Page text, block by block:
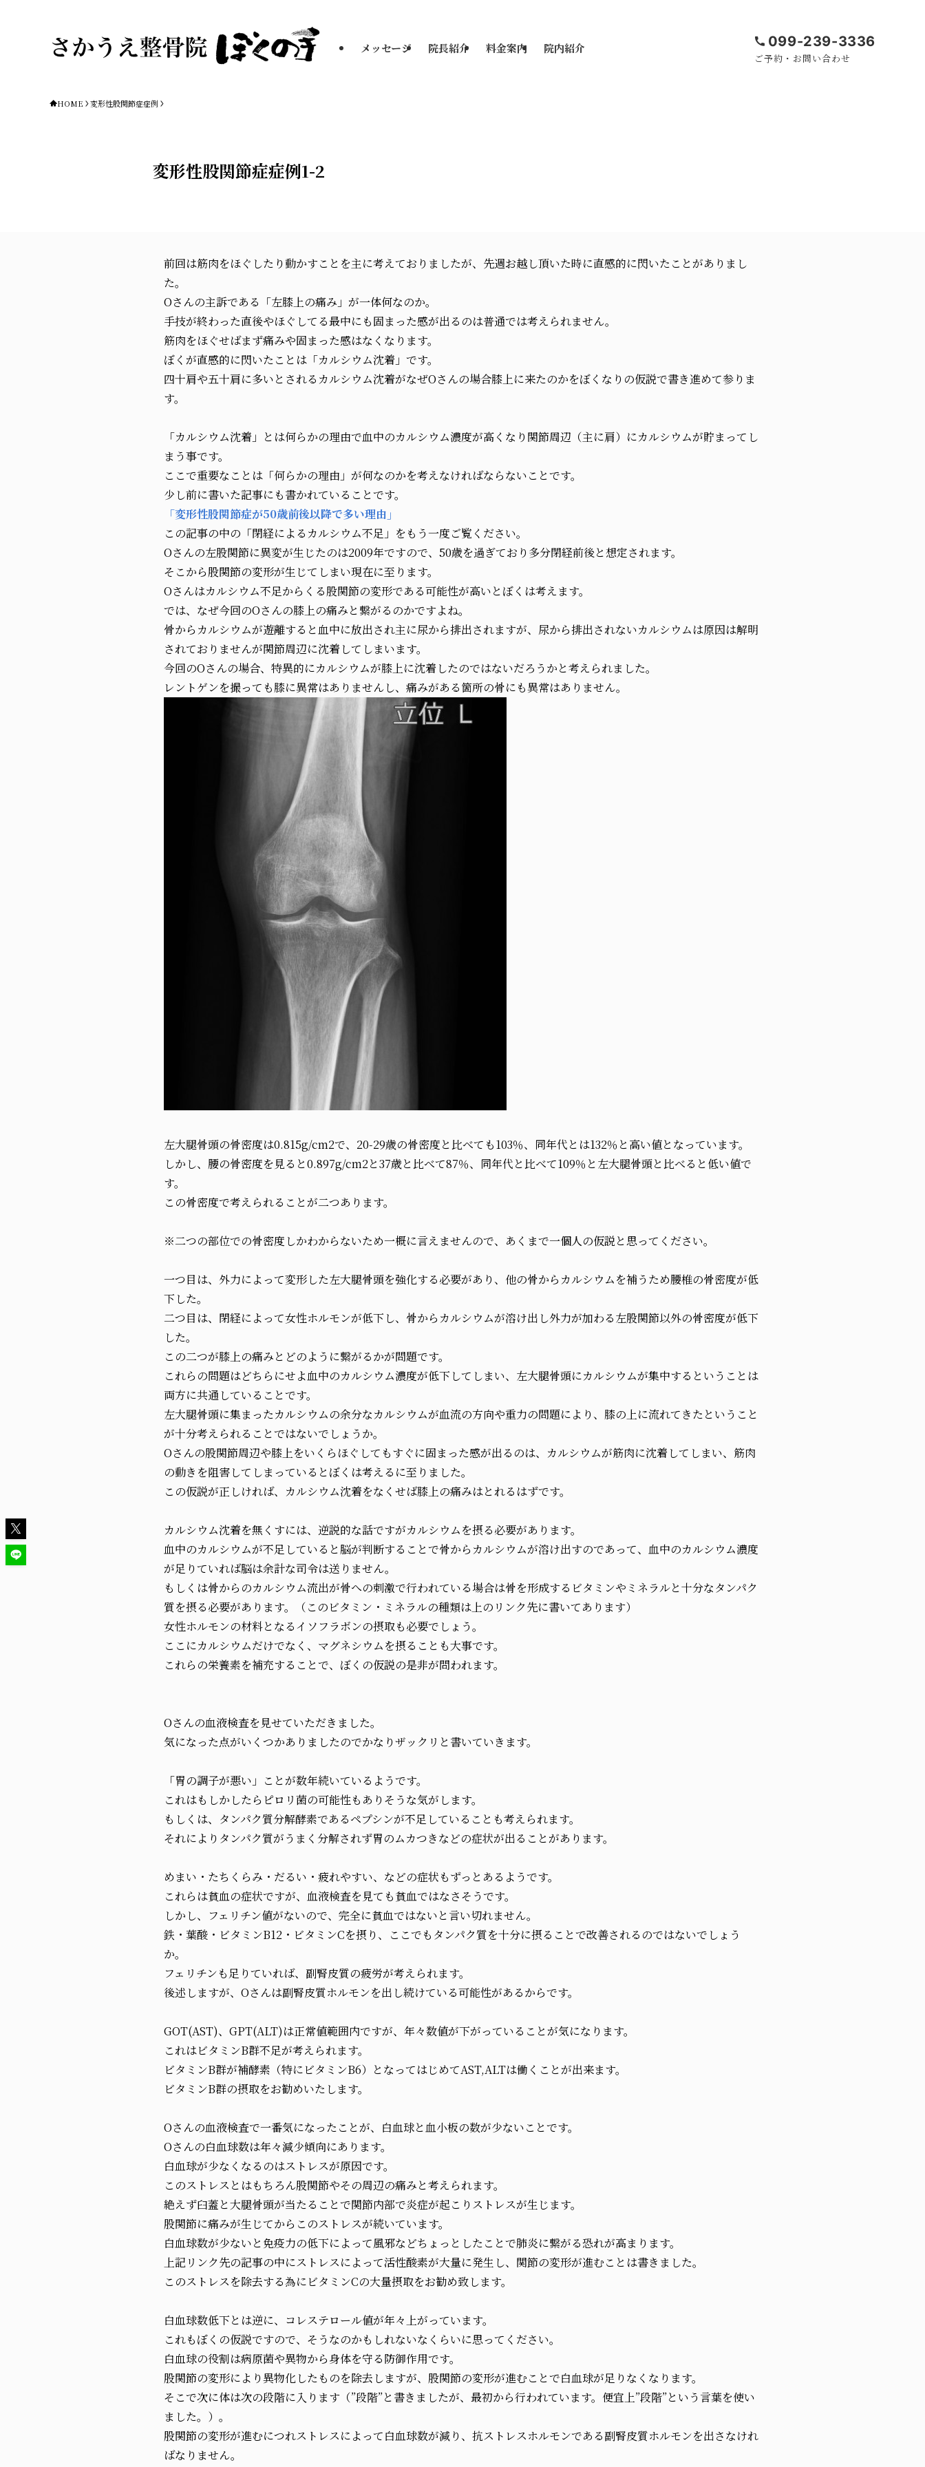
メッセージ 院長紹介 料金案内 院内紹介 099-239-3336
ご予約・お問い合わせ
HOME 変形性股関節症症例
変形性股関節症症例1-2
前回は筋肉をほぐしたり動かすことを主に考えておりましたが、先週お越し頂いた時に直感的に閃いたことがありまし
た。
Oさんの主訴である「左膝上の痛み」が一体何なのか。
手技が終わった直後やほぐしてる最中にも固まった感が出るのは普通では考えられません。
筋肉をほぐせばまず痛みや固まった感はなくなります。
ぼくが直感的に閃いたことは「カルシウム沈着」です。
四十肩や五十肩に多いとされるカルシウム沈着がなぜOさんの場合膝上に来たのかをぼくなりの仮説で書き進めて参りま
す。
「カルシウム沈着」とは何らかの理由で血中のカルシウム濃度が高くなり関節周辺（主に肩）にカルシウムが貯まってし
まう事です。
ここで重要なことは「何らかの理由」が何なのかを考えなければならないことです。
少し前に書いた記事にも書かれていることです。
「変形性股関節症が50歳前後以降で多い理由」
この記事の中の「閉経によるカルシウム不足」をもう一度ご覧ください。
Oさんの左股関節に異変が生じたのは2009年ですので、50歳を過ぎており多分閉経前後と想定されます。
そこから股関節の変形が生じてしまい現在に至ります。
Oさんはカルシウム不足からくる股関節の変形である可能性が高いとぼくは考えます。
では、なぜ今回のOさんの膝上の痛みと繋がるのかですよね。
骨からカルシウムが遊離すると血中に放出され主に尿から排出されますが、尿から排出されないカルシウムは原因は解明
されておりませんが関節周辺に沈着してしまいます。
今回のOさんの場合、特異的にカルシウムが膝上に沈着したのではないだろうかと考えられました。
レントゲンを撮っても膝に異常はありませんし、痛みがある箇所の骨にも異常はありません。
左大腿骨頭の骨密度は0.815g/cm2で、20-29歳の骨密度と比べても103％、同年代とは132％と高い値となっています。
しかし、腰の骨密度を見ると0.897g/cm2と37歳と比べて87％、同年代と比べて109％と左大腿骨頭と比べると低い値で
す。
この骨密度で考えられることが二つあります。
※二つの部位での骨密度しかわからないため一概に言えませんので、あくまで一個人の仮説と思ってください。
一つ目は、外力によって変形した左大腿骨頭を強化する必要があり、他の骨からカルシウムを補うため腰椎の骨密度が低
下した。
二つ目は、閉経によって女性ホルモンが低下し、骨からカルシウムが溶け出し外力が加わる左股関節以外の骨密度が低下
した。
この二つが膝上の痛みとどのように繋がるかが問題です。
これらの問題はどちらにせよ血中のカルシウム濃度が低下してしまい、左大腿骨頭にカルシウムが集中するということは
両方に共通していることです。
左大腿骨頭に集まったカルシウムの余分なカルシウムが血流の方向や重力の問題により、膝の上に流れてきたということ
が十分考えられることではないでしょうか。
Oさんの股関節周辺や膝上をいくらほぐしてもすぐに固まった感が出るのは、カルシウムが筋肉に沈着してしまい、筋肉
の動きを阻害してしまっているとぼくは考えるに至りました。
この仮説が正しければ、カルシウム沈着をなくせば膝上の痛みはとれるはずです。
カルシウム沈着を無くすには、逆説的な話ですがカルシウムを摂る必要があります。
血中のカルシウムが不足していると脳が判断することで骨からカルシウムが溶け出すのであって、血中のカルシウム濃度
が足りていれば脳は余計な司令は送りません。
もしくは骨からのカルシウム流出が骨への刺激で行われている場合は骨を形成するビタミンやミネラルと十分なタンパク
質を摂る必要があります。（このビタミン・ミネラルの種類は上のリンク先に書いてあります）
女性ホルモンの材料となるイソフラボンの摂取も必要でしょう。
ここにカルシウムだけでなく、マグネシウムを摂ることも大事です。
これらの栄養素を補充することで、ぼくの仮説の是非が問われます。
Oさんの血液検査を見せていただきました。
気になった点がいくつかありましたのでかなりザックリと書いていきます。
「胃の調子が悪い」ことが数年続いているようです。
これはもしかしたらピロリ菌の可能性もありそうな気がします。
もしくは、タンパク質分解酵素であるペプシンが不足していることも考えられます。
それによりタンパク質がうまく分解されず胃のムカつきなどの症状が出ることがあります。
めまい・たちくらみ・だるい・疲れやすい、などの症状もずっとあるようです。
これらは貧血の症状ですが、血液検査を見ても貧血ではなさそうです。
しかし、フェリチン値がないので、完全に貧血ではないと言い切れません。
鉄・葉酸・ビタミンB12・ビタミンCを摂り、ここでもタンパク質を十分に摂ることで改善されるのではないでしょう
か。
フェリチンも足りていれば、副腎皮質の疲労が考えられます。
後述しますが、Oさんは副腎皮質ホルモンを出し続けている可能性があるからです。
GOT(AST)、GPT(ALT)は正常値範囲内ですが、年々数値が下がっていることが気になります。
これはビタミンB群不足が考えられます。
ビタミンB群が補酵素（特にビタミンB6）となってはじめてAST,ALTは働くことが出来ます。
ビタミンB群の摂取をお勧めいたします。
Oさんの血液検査で一番気になったことが、白血球と血小板の数が少ないことです。
Oさんの白血球数は年々減少傾向にあります。
白血球が少なくなるのはストレスが原因です。
このストレスとはもちろん股関節やその周辺の痛みと考えられます。
絶えず臼蓋と大腿骨頭が当たることで関節内部で炎症が起こりストレスが生じます。
股関節に痛みが生じてからこのストレスが続いています。
白血球数が少ないと免疫力の低下によって風邪などちょっとしたことで肺炎に繋がる恐れが高まります。
上記リンク先の記事の中にストレスによって活性酸素が大量に発生し、関節の変形が進むことは書きました。
このストレスを除去する為にビタミンCの大量摂取をお勧め致します。
白血球数低下とは逆に、コレステロール値が年々上がっています。
これもぼくの仮説ですので、そうなのかもしれないなくらいに思ってください。
白血球の役割は病原菌や異物から身体を守る防御作用です。
股関節の変形により異物化したものを除去しますが、股関節の変形が進むことで白血球が足りなくなります。
そこで次に体は次の段階に入ります（”段階”と書きましたが、最初から行われています。便宜上”段階”という言葉を使い
ました。）。
股関節の変形が進むにつれストレスによって白血球数が減り、抗ストレスホルモンである副腎皮質ホルモンを出さなけれ
ばなりません。